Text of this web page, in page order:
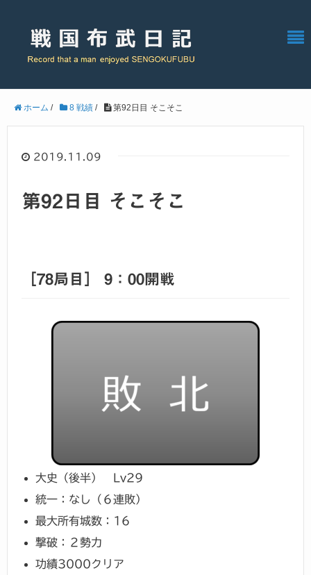
ホーム / 8 戦績 / 第92日目 そこそこ
2019.11.09
第92日目 そこそこ
［78局目］ 9：00開戦
大史（後半） Lv29
統一：なし（６連敗）
最大所有城数：16
撃破：２勢力
功績3000クリア